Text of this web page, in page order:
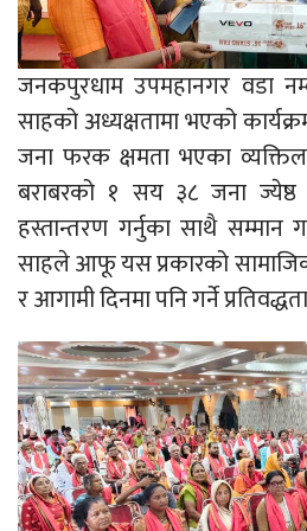
जनकपुरधाम उपमहानगर वडा
साहको अध्यक्षतामा भएको
जना फरक क्षमता भएका
बराबरको १ सय ३८ जना
हस्तान्तरण गर्नुका साथै सम्मान
साहले आफू यस प्रकारको
र आगामी दिनमा पनि गर्ने